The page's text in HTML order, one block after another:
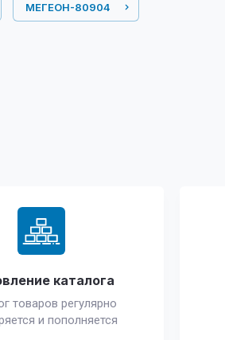
МЕГЕОН-80904
каталога
товаров регулярно
и пополняется